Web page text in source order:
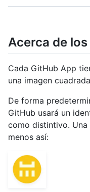
Acerca de
Cada GitHub App
una imagen
De forma
GitHub usará un
como distintivo. Una
menos así: